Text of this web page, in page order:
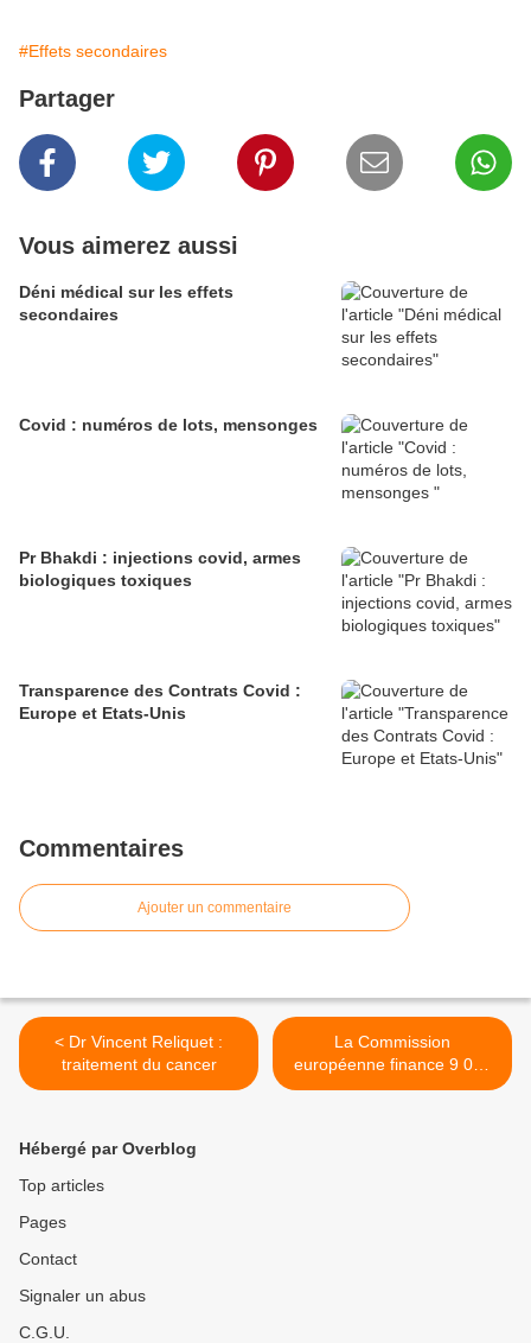
#Effets secondaires
Partager
Vous aimerez aussi
Déni médical sur les effets
secondaires
Covid : numéros de lots, mensonges
Pr Bhakdi : injections covid, armes
biologiques toxiques
Transparence des Contrats Covid :
Europe et Etats-Unis
Commentaires
Ajouter un commentaire
< Dr Vincent Reliquet :
traitement du cancer
La Commission
européenne finance 9 000
ONG >
Hébergé par Overblog
Top articles
Pages
Contact
Signaler un abus
C.G.U.